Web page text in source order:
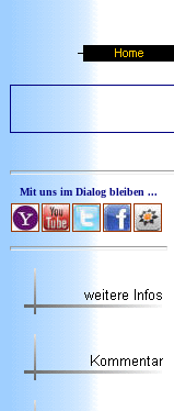
Mit uns im Dialog bleiben ...